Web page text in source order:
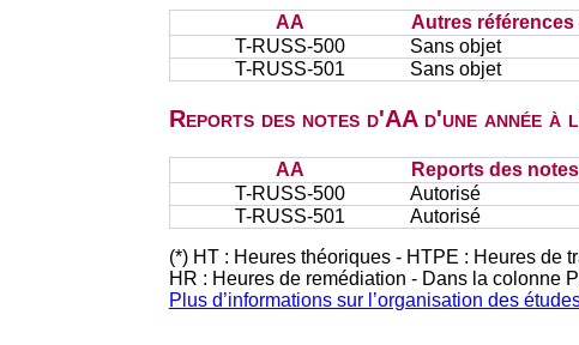
AA
Autres
T-RUSS-500
Sans objet
T-RUSS-501
Sans objet
Reports des notes d'AA d'une année à
AA
Reports des
T-RUSS-500
Autorisé
T-RUSS-501
Autorisé
(*) HT : Heures théoriques - HTPE : Heures de
HR : Heures de remédiation - Dans la colonne
Plus d’informations sur l’organisation des